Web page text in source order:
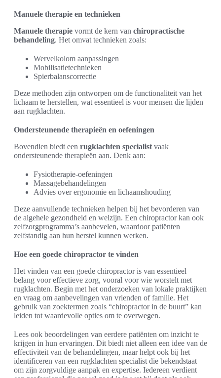
Manuele therapie en technieken
Manuele therapie vormt de kern van chiropractische
behandeling. Het omvat technieken zoals:
Wervelkolom aanpassingen
Mobilisatietechnieken
Spierbalanscorrectie
Deze methoden zijn ontworpen om de functionaliteit van het
lichaam te herstellen, wat essentieel is voor mensen die lijden
aan rugklachten.
Ondersteunende therapieën en oefeningen
Bovendien biedt een rugklachten specialist vaak
ondersteunende therapieën aan. Denk aan:
Fysiotherapie-oefeningen
Massagebehandelingen
Advies over ergonomie en lichaamshouding
Deze aanvullende technieken helpen bij het bevorderen van
de algehele gezondheid en welzijn. Een chiropractor kan ook
zelfzorgprogramma’s aanbevelen, waardoor patiënten
zelfstandig aan hun herstel kunnen werken.
Hoe een goede chiropractor te vinden
Het vinden van een goede chiropractor is van essentieel
belang voor effectieve zorg, vooral voor wie worstelt met
rugklachten. Begin met het onderzoeken van lokale praktijken
en vraag om aanbevelingen van vrienden of familie. Het
gebruik van zoektermen zoals “chiropractor in de buurt” kan
leiden tot waardevolle opties om te overwegen.
Lees ook beoordelingen van eerdere patiënten om inzicht te
krijgen in hun ervaringen. Dit biedt niet alleen een idee van de
effectiviteit van de behandelingen, maar helpt ook bij het
identificeren van een rugklachten specialist die bekendstaat
om zijn zorgvuldige aanpak en expertise. Iedereen verdient